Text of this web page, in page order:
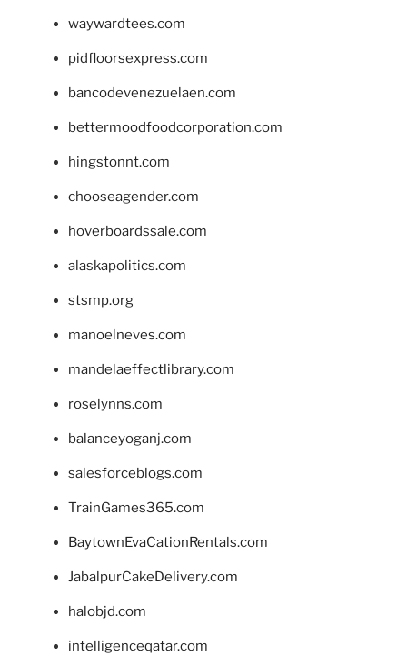
waywardtees.com
pidfloorsexpress.com
bancodevenezuelaen.com
bettermoodfoodcorporation.com
hingstonnt.com
chooseagender.com
hoverboardssale.com
alaskapolitics.com
stsmp.org
manoelneves.com
mandelaeffectlibrary.com
roselynns.com
balanceyoganj.com
salesforceblogs.com
TrainGames365.com
BaytownEvaCationRentals.com
JabalpurCakeDelivery.com
halobjd.com
intelligenceqatar.com